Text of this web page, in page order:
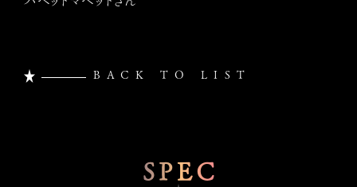
BACK TO LIST
SPEC